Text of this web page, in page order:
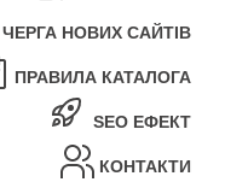
ЧЕРГА НОВИХ САЙТІВ
ПРАВИЛА КАТАЛОГА
SEO ЕФЕКТ
КОНТАКТИ